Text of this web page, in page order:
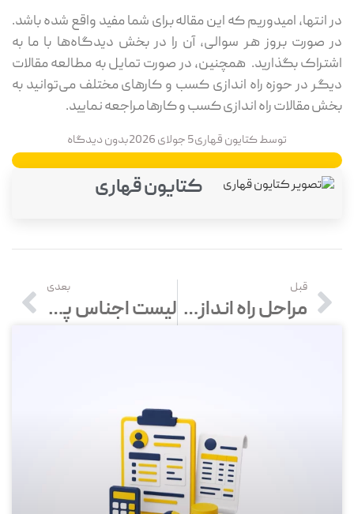
در انتها، امیدوریم که این مقاله برای شما مفید واقع شده باشد.
در صورت بروز هر سوالی، آن را در بخش دیدگاه‌ها با ما به
اشتراک بگذارید. همچنین، در صورت تمایل به مطالعه مقالات
دیگر در حوزه راه اندازی کسب و کارهای مختلف می‌توانید به
بخش مقالات راه اندازی کسب و کارها مراجعه نمایید.
توسطکتایون قهاری5 جولای 2026 بدون دیدگاه
کتایون قهاری
قبل
مراحل راه اندازی مغازه میوه فروشی با بررسی کامل
بعدی
لیست اجناس پرفروش سوپرمارکت + کالاهای ضروری برای خرید اولیه